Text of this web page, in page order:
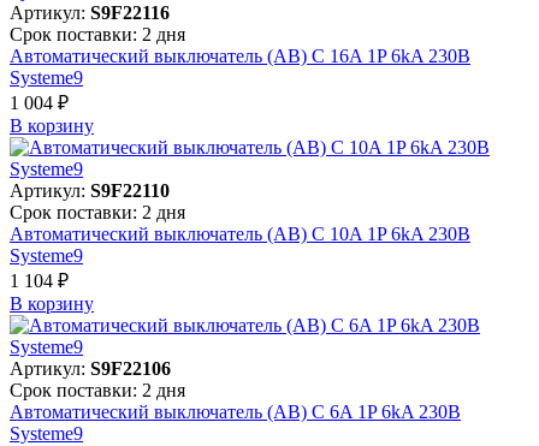
Артикул: S9F22116
Срок поставки: 2 дня
Автоматический выключатель (АВ) C 16A 1P 6kA 230В
Systeme9
1 004 ₽
В корзинy
Артикул: S9F22110
Срок поставки: 2 дня
Автоматический выключатель (АВ) C 10A 1P 6kA 230В
Systeme9
1 104 ₽
В корзинy
Артикул: S9F22106
Срок поставки: 2 дня
Автоматический выключатель (АВ) C 6A 1P 6kA 230В
Systeme9